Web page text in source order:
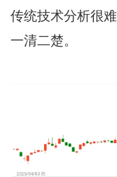
传统技术分析很
一清二楚。